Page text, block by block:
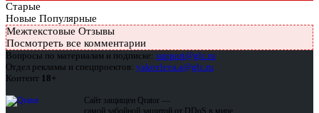
Старые
Новые Популярные
Межтекстовые Отзывы
Посмотреть все комментарии
Вопросы по материалам и подписке: support@glc.ru
Отдел рекламы и спецпроектов: yakovleva.a@glc.ru
Контент 18+
Сайт защищен Qrator —